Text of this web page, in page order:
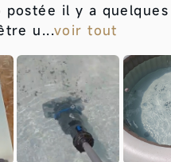
postée il y a quelques
u...voir tout